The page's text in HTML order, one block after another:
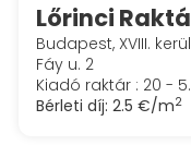
Lőrinci
Budapest, XVIII.
Fáy u. 2
Kiadó raktár : 20 -
Bérleti díj: 2.5 €/m2